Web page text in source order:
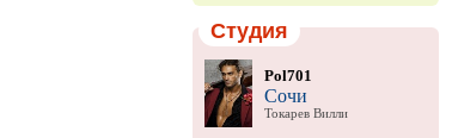
Студия
Pol701
Сочи
Токарев Вилли